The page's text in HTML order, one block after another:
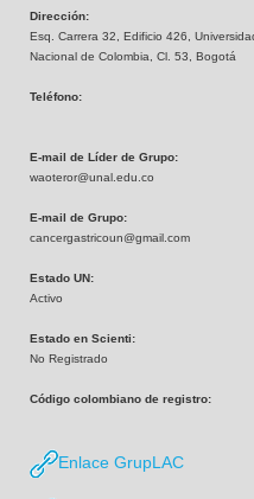
Dirección:
Esq. Carrera 32, Edificio 426,
Nacional de Colombia, Cl. 53, Bogotá
Teléfono:
E-mail de Líder de Grupo:
waoteror@unal.edu.co
E-mail de Grupo:
cancergastricoun@gmail.com
Estado UN:
Activo
Estado en Scienti:
No Registrado
Código colombiano de registro:
Enlace GrupLAC